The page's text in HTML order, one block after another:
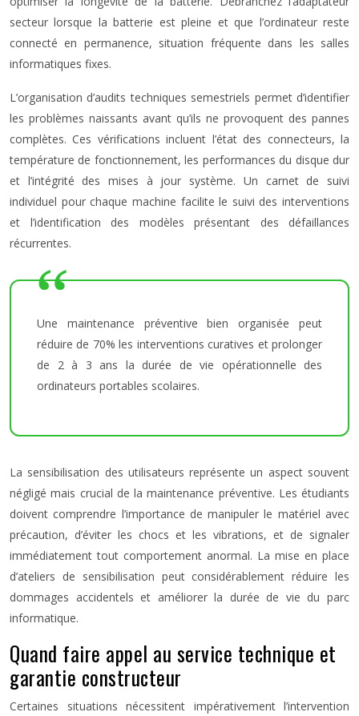
secteur lorsque la batterie est pleine et que l’ordinateur reste
connecté en permanence, situation fréquente dans les salles
informatiques fixes.
L’organisation d’audits techniques semestriels permet d’identifier
les problèmes naissants avant qu’ils ne provoquent des pannes
complètes. Ces vérifications incluent l’état des connecteurs, la
température de fonctionnement, les performances du disque dur
et l’intégrité des mises à jour système. Un carnet de suivi
individuel pour chaque machine facilite le suivi des interventions
et l’identification des modèles présentant des défaillances
récurrentes.
Une maintenance préventive bien organisée peut
réduire de 70% les interventions curatives et prolonger
de 2 à 3 ans la durée de vie opérationnelle des
ordinateurs portables scolaires.
La sensibilisation des utilisateurs représente un aspect souvent
négligé mais crucial de la maintenance préventive. Les étudiants
doivent comprendre l’importance de manipuler le matériel avec
précaution, d’éviter les chocs et les vibrations, et de signaler
immédiatement tout comportement anormal. La mise en place
d’ateliers de sensibilisation peut considérablement réduire les
dommages accidentels et améliorer la durée de vie du parc
informatique.
Quand faire appel au service technique et
garantie constructeur
Certaines situations nécessitent impérativement l’intervention